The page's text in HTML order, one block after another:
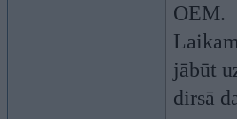
OEM.
jābūt
dirsā